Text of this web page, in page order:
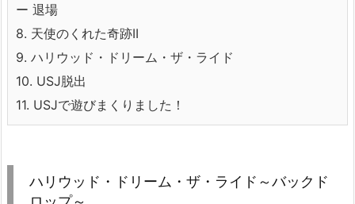
ー 退場
8. 天使のくれた奇跡II
9. ハリウッド・ドリーム・ザ・ライド
10. USJ脱出
11. USJで遊びまくりました！
ハリウッド・ドリーム・ザ・ライド～バックド